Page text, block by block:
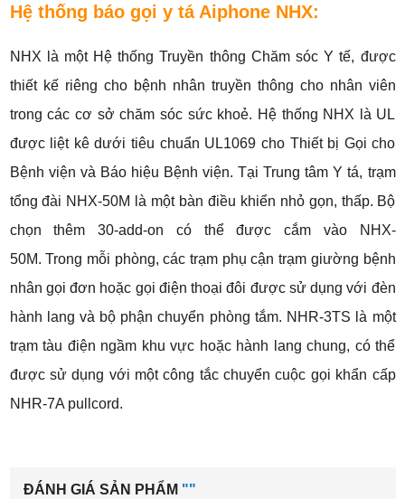
Hệ thống báo gọi y tá Aiphone NHX:
NHX là một Hệ thống Truyền thông Chăm sóc Y tế, được
thiết kế riêng cho bệnh nhân truyền thông cho nhân viên
trong các cơ sở chăm sóc sức khoẻ. Hệ thống NHX là UL
được liệt kê dưới tiêu chuẩn UL1069 cho Thiết bị Gọi cho
Bệnh viện và Báo hiệu Bệnh viện. Tại Trung tâm Y tá, trạm
tổng đài NHX-50M là một bàn điều khiển nhỏ gọn, thấp. Bộ
chọn thêm 30-add-on có thể được cắm vào NHX-
50M. Trong mỗi phòng, các trạm phụ cận trạm giường bệnh
nhân gọi đơn hoặc gọi điện thoại đôi được sử dụng với đèn
hành lang và bộ phận chuyển phòng tắm. NHR-3TS là một
trạm tàu ​​điện ngầm khu vực hoặc hành lang chung, có thể
được sử dụng với một công tắc chuyển cuộc gọi khẩn cấp
NHR-7A pullcord.
ĐÁNH GIÁ SẢN PHẨM ""